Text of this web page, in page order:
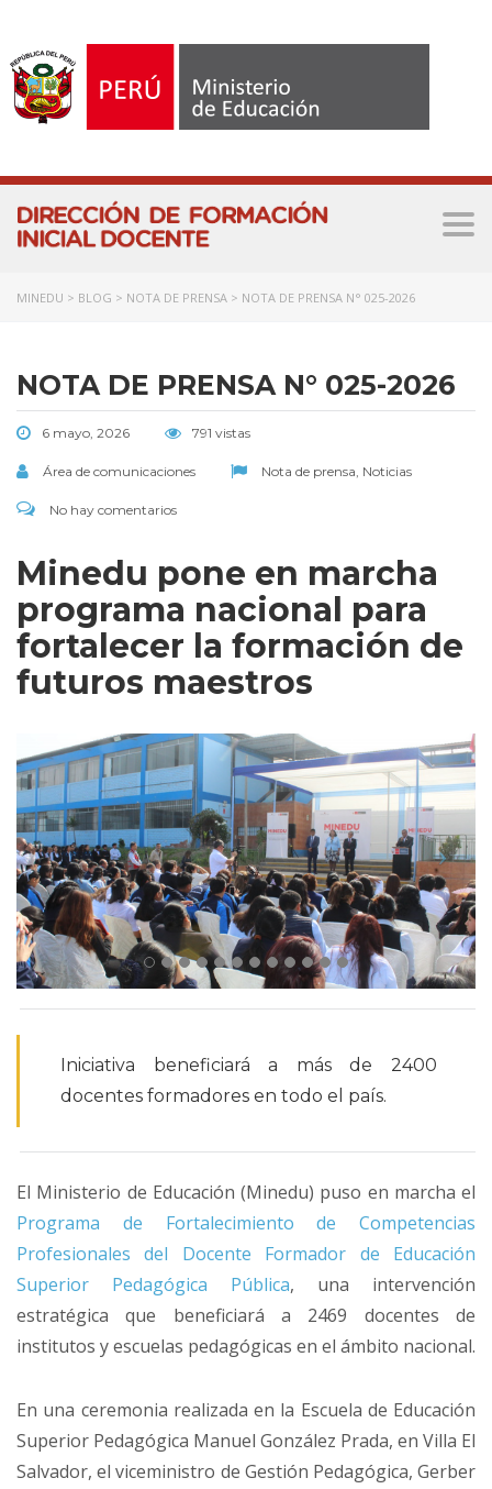
MINEDU > BLOG > NOTA DE PRENSA > NOTA DE PRENSA N° 025-2026
NOTA DE PRENSA N° 025-2026
6 mayo, 2026 791 vistas
Área de comunicaciones Nota de prensa, Noticias
No hay comentarios
Minedu pone en marcha
programa nacional para
fortalecer la formación de
futuros maestros
Iniciativa beneficiará a más de 2400
docentes formadores en todo el país.
El Ministerio de Educación (Minedu) puso en marcha el
Programa de Fortalecimiento de Competencias
Profesionales del Docente Formador de Educación
Superior Pedagógica Pública, una intervención
estratégica que beneficiará a 2469 docentes de
institutos y escuelas pedagógicas en el ámbito nacional.
En una ceremonia realizada en la Escuela de Educación
Superior Pedagógica Manuel González Prada, en Villa El
Salvador, el viceministro de Gestión Pedagógica, Gerber